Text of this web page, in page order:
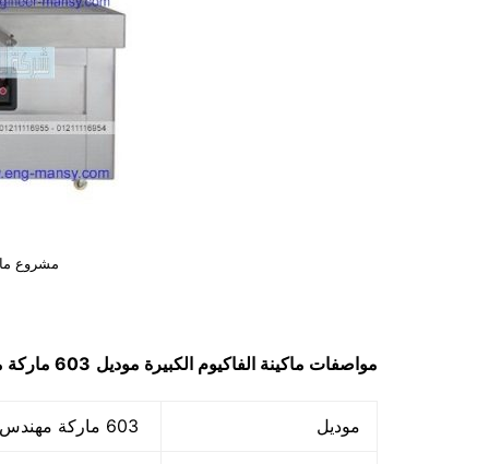
مشروع
مواصفات ماكينة الفاكيوم الكبيرة موديل 603 ماركة مهندس منسي
موديل